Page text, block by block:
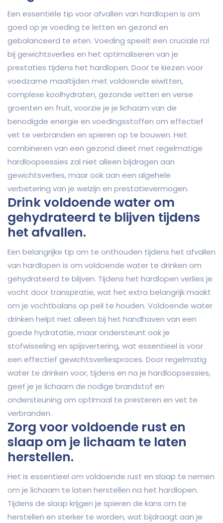
Een essentiële tip voor afvallen van hardlopen is om
goed op je voeding te letten en gezond en
gebalanceerd te eten. Voeding speelt een cruciale rol
bij gewichtsverlies en het optimaliseren van je
prestaties tijdens het hardlopen. Door te kiezen voor
voedzame maaltijden met voldoende eiwitten,
complexe koolhydraten, gezonde vetten en verse
groenten en fruit, voorzie je je lichaam van de
benodigde energie en voedingsstoffen om effectief
vet te verbranden en spieren op te bouwen. Het
combineren van een gezond dieet met regelmatige
hardloopsessies zal niet alleen bijdragen aan
gewichtsverlies, maar ook aan een algehele
verbetering van je welzijn en prestatievermogen.
Drink voldoende water om
gehydrateerd te blijven tijdens
het afvallen.
Een belangrijke tip om te onthouden tijdens het afvallen
van hardlopen is om voldoende water te drinken om
gehydrateerd te blijven. Tijdens het hardlopen verlies je
vocht door transpiratie, wat het extra belangrijk maakt
om je vochtbalans op peil te houden. Voldoende water
drinken helpt niet alleen bij het handhaven van een
goede hydratatie, maar ondersteunt ook je
stofwisseling en spijsvertering, wat essentieel is voor
een effectief gewichtsverliesproces. Door regelmatig
water te drinken voor, tijdens en na je hardloopsessies,
geef je je lichaam de nodige brandstof en
ondersteuning om optimaal te presteren en vet te
verbranden.
Zorg voor voldoende rust en
slaap om je lichaam te laten
herstellen.
Het is essentieel om voldoende rust en slaap te nemen
om je lichaam te laten herstellen na het hardlopen.
Tijdens de slaap krijgen je spieren de kans om te
herstellen en sterker te worden, wat bijdraagt aan je